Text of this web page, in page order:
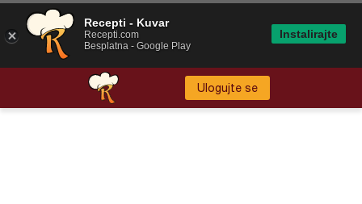
Ulogujte se
Recepti - Kuvar
Recepti.com
Besplatna - Google Play
Instalirajte